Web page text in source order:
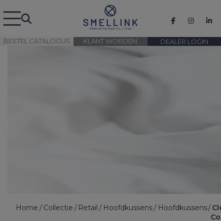
BESTEL CATALOGUS DEALER LOGIN
KLANT WORDEN
Home Collectie Retail Hoofdkussens Hoofdkussens